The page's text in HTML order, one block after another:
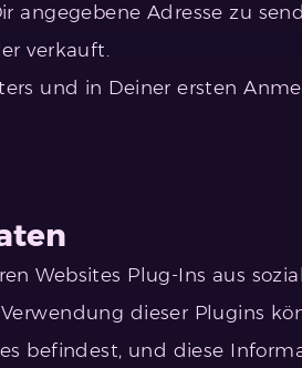
angegebene Adresse zu
verkauft.
und in Deiner ersten
Websites Plug-Ins aus
dieser Plugins
befindest, und diese